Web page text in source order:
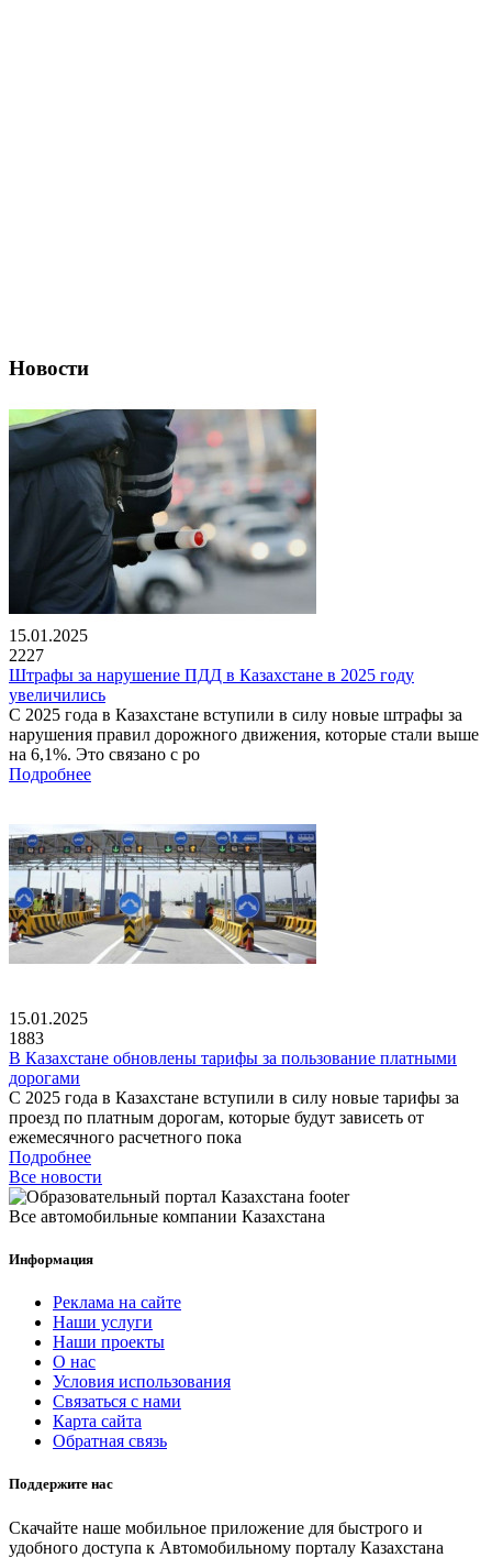
Новости
15.01.2025
2227
Штрафы за нарушение ПДД в Казахстане в 2025 году
увеличились
С 2025 года в Казахстане вступили в силу новые штрафы за
нарушения правил дорожного движения, которые стали выше
на 6,1%. Это связано с ро
Подробнее
15.01.2025
1883
В Казахстане обновлены тарифы за пользование платными
дорогами
С 2025 года в Казахстане вступили в силу новые тарифы за
проезд по платным дорогам, которые будут зависеть от
ежемесячного расчетного пока
Подробнее
Все новости
Все автомобильные компании Казахстана
Информация
Реклама на сайте
Наши услуги
Наши проекты
О нас
Условия использования
Связаться с нами
Карта сайта
Обратная связь
Поддержите нас
Скачайте наше мобильное приложение для быстрого и
удобного доступа к Автомобильному порталу Казахстана